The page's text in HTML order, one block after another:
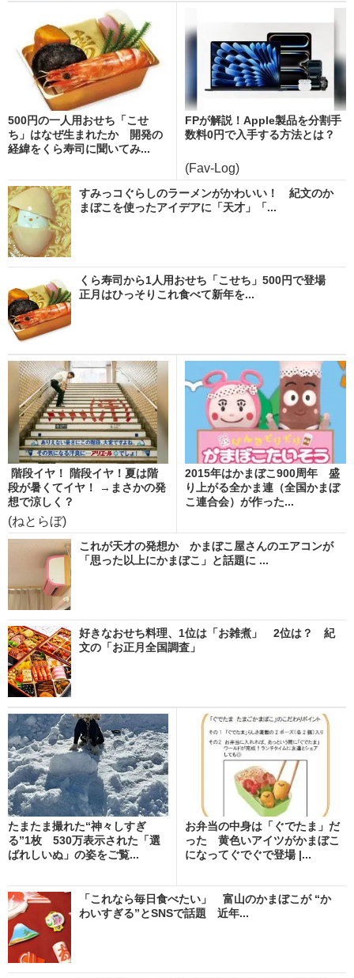
500円の一人用おせち「こせ
ち」はなぜ生まれたか 開発の
経緯をくら寿司に聞いてみ...
FPが解説！Apple製品を分割手
数料0円で入手する方法とは？
(Fav-Log)
すみっコぐらしのラーメンがかわいい！ 紀文のか
まぼこを使ったアイデアに「天才」「...
くら寿司から1人用おせち「こせち」500円で登場
正月はひっそりこれ食べて新年を...
階段イヤ！ 階段イヤ！夏は階
段が暑くてイヤ！ →まさかの発
想で涼しく？
(ねとらぼ)
2015年はかまぼこ900周年 盛
り上がる全かま連（全国かまぼ
こ連合会）が作った...
これが天才の発想か かまぼこ屋さんのエアコンが
「思った以上にかまぼこ」と話題に ...
好きなおせち料理、1位は「お雑煮」 2位は？ 紀
文の「お正月全国調査」
たまたま撮れた“神々しすぎ
る”1枚 530万表示された「選
ばれしいぬ」の姿をご覧...
お弁当の中身は「ぐでたま」だ
った 黄色いアイツがかまぼこ
になってぐでぐで登場 |...
「これなら毎日食べたい」 富山のかまぼこが “か
わいすぎる”とSNSで話題 近年...